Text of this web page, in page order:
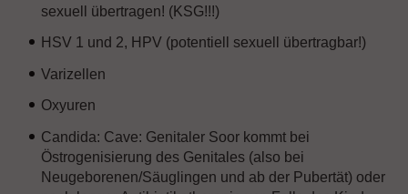
sexuell übertragen! (KSG!!!)
HSV 1 und 2, HPV (potentiell sexuell übertragbar!)
Varizellen
Oxyuren
Candida: Cave: Genitaler Soor kommt bei
Östrogenisierung des Genitales (also bei
Neugeborenen/Säuglingen und ab der Pubertät) oder